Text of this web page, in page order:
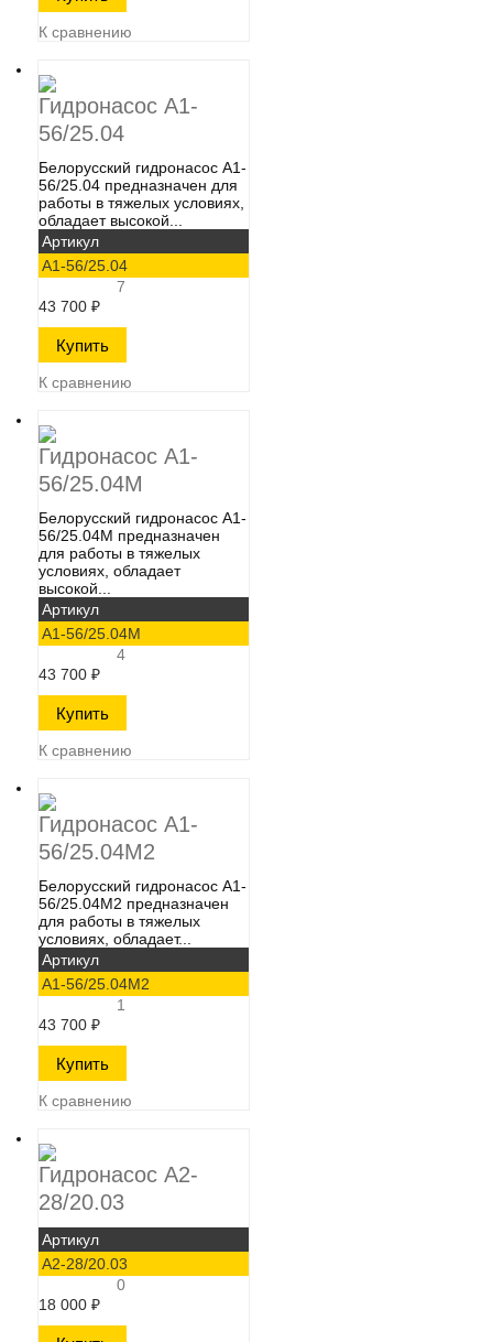
К сравнению
Гидронасос А1-
56/25.04
Белорусский гидронасос А1-
56/25.04​ предназначен для
работы в тяжелых условиях,
обладает высокой...
Артикул
А1-56/25.04
7
43 700 ₽
К сравнению
Гидронасос А1-
56/25.04М
Белорусский гидронасос А1-
56/25.04М​ предназначен
для работы в тяжелых
условиях, обладает
высокой...
Артикул
А1-56/25.04М
4
43 700 ₽
К сравнению
Гидронасос А1-
56/25.04М2
Белорусский гидронасос А1-
56/25.04М2​ предназначен
для работы в тяжелых
условиях, обладает...
Артикул
А1-56/25.04М2
1
43 700 ₽
К сравнению
Гидронасос А2-
28/20.03
Артикул
А2-28/20.03
0
18 000 ₽